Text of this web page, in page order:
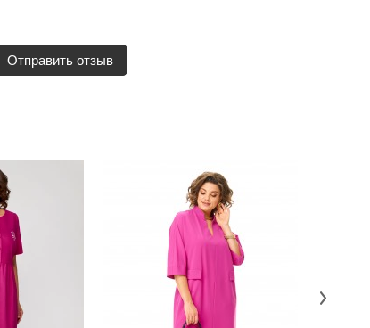
Отправить отзыв